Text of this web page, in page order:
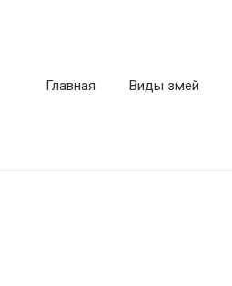
Главная Виды змей